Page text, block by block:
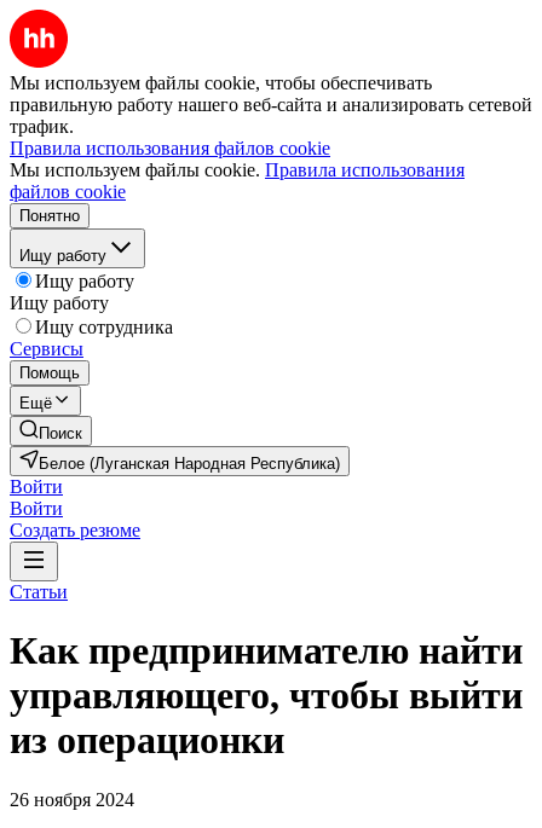
Мы используем файлы cookie, чтобы обеспечивать
правильную работу нашего веб-сайта и анализировать сетевой
трафик.
Правила использования файлов cookie
Мы используем файлы cookie. Правила использования
файлов cookie
Понятно
Ищу работу
Ищу работу
Ищу работу
Ищу сотрудника
Сервисы
Помощь
Ещё
Поиск
Белое (Луганская Народная Республика)
Войти
Войти
Создать резюме
Статьи
Как предпринимателю найти
управляющего, чтобы выйти
из операционки
26 ноября 2024